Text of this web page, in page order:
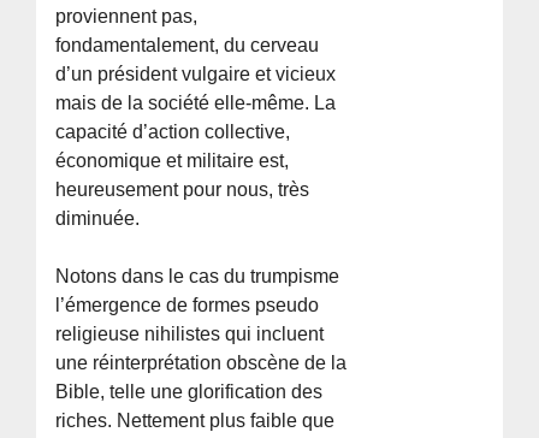
proviennent pas,
fondamentalement, du cerveau
d’un président vulgaire et vicieux
mais de la société elle-même. La
capacité d’action collective,
économique et militaire est,
heureusement pour nous, très
diminuée.
Notons dans le cas du trumpisme
l’émergence de formes pseudo
religieuse nihilistes qui incluent
une réinterprétation obscène de la
Bible, telle une glorification des
riches. Nettement plus faible que